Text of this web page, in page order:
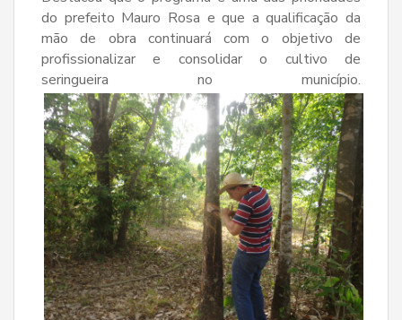
do prefeito Mauro Rosa e que a qualificação da
mão de obra continuará com o objetivo de
profissionalizar e consolidar o cultivo de
seringueira no município.